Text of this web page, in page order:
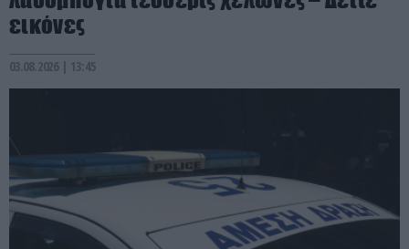
εικόνες
03.08.2026 | 13:45